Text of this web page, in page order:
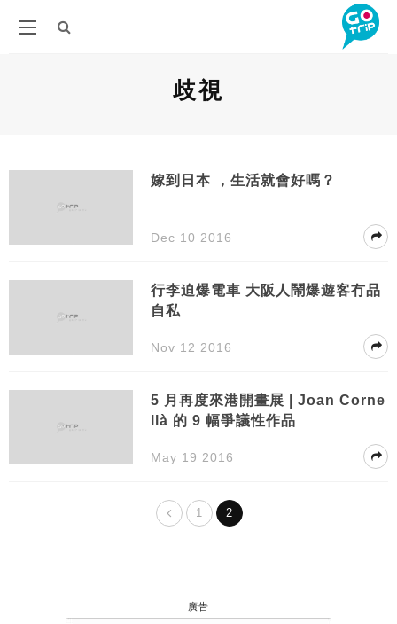
歧視
嫁到日本 ，生活就會好嗎？
Dec 10 2016
行李迫爆電車 大阪人鬧爆遊客冇品
自私
Nov 12 2016
5 月再度來港開畫展 | Joan Corne
llà 的 9 幅爭議性作品
May 19 2016
1 2
廣告